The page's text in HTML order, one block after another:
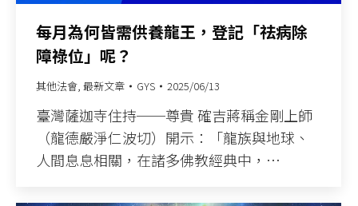
每月為何皆需供養龍王，登記「祛病除
障祿位」呢？
其他法會, 最新文章 GYS 2025/06/13
臺灣薩迦寺住持──尊貴 確吉蔣稱金剛上師
（龍德嚴淨仁波切）開示：「龍族與地球、
人間息息相關，在諸多佛教經典中，…